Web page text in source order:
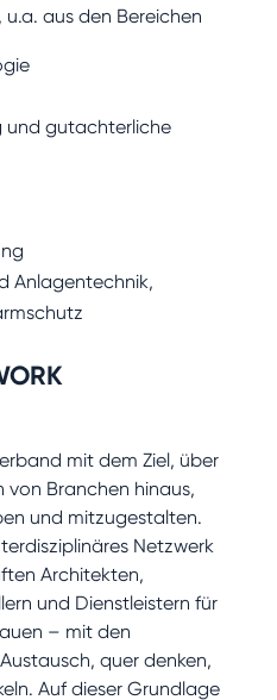
u.a. aus den Bereichen
und gutachterliche
Anlagentechnik,
mit dem Ziel, über
von Branchen hinaus,
und mitzugestalten.
Netzwerk
Architekten,
und Dienstleistern für
– mit den
quer denken,
Auf dieser Grundlage